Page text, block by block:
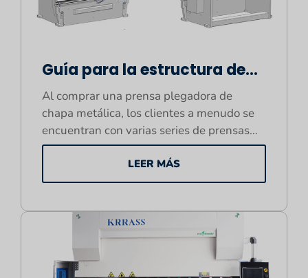
Guía para la estructura de
una prensa plegadora de
chapa metálica
Al comprar una prensa plegadora de
chapa metálica, los clientes a menudo se
encuentran con varias series de prensas
plegadoras...
LEER MÁS